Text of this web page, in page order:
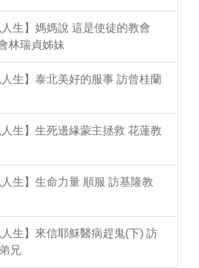
生】媽媽說 這是使徒的教會
林瑞貞姊妹
生】泰北美好的服事 訪曾桂蘭
生】生死邊緣蒙主拯救 花蓮教
生】生命力量 順服 訪基隆教
生】來信耶穌醫病趕鬼(下) 訪
兄